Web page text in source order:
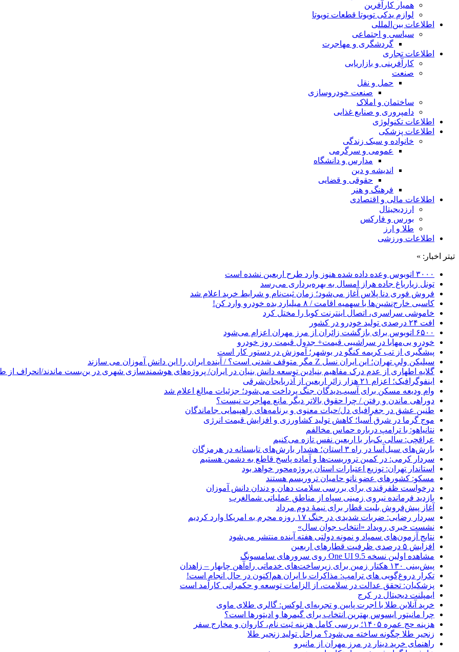
همیار کارآفرین
لوازم یدکی تویوتا قطعات تویوتا
اطلاعات بین‌المللی
سیاسی و اجتماعی
گردشگری و مهاجرت
اطلاعات تجاری
کارآفرینی و بازاریابی
صنعت
حمل و نقل
صنعت خودروسازی
ساختمان و املاک
دامپروری و صنایع غذایی
اطلاعات تکنولوژی
اطلاعات پزشکی
خانواده و سبک زندگی
عمومی و سرگرمی
مدارس و دانشگاه
اندیشه و دین
حقوقی و قضایی
فرهنگ و هنر
اطلاعات مالی و اقتصادی
ارزدیجیتال
بورس و فارکس
طلا و ارز
اطلاعات ورزشی
تیتر اخبار: »
۳۰۰۰ اتوبوس وعده داده شده هنوز وارد طرح اربعین نشده است
تونل زیارباغ جاده هراز امسال به بهره‌برداری می‌رسد
فروش فوری دنا پلاس آغاز می‌شود؛ زمان ثبت‌نام و شرایط خرید اعلام شد
کاسبی خارج‌نشین‌ها با سهمیه اقامت / ۸ میلیارد بده خودرو وارد کن!
خاموشی سراسری، اتصال اینترنت کوبا را مختل کرد
افت ۲۴ درصدی تولید خودرو در کشور
۶۵۰۰ اتوبوس برای بازگشت زائران از مرز مهران اعزام می‌شود
خودرو بی‌مهابا در سراشیبی قیمت+ جدول قیمت روز خودرو
پیشگیری از تب کریمه کنگو در بوشهر؛ آموزش در دستور کار است
سیلیکن ولیِ تهران؛ این ایران نسل Z مگر متوقف شدنی است؟ / آینده ایران را این دانش آموزان می سازند
گلایه اطهاری از عدم درک مفاهیم بنیادین توسعه دانش بنیان در ایران/ پروژه‌های هوشمندسازی شهری در بن‌بست ماندند/انحراف از طرح جامع ۱۳۸۶ به
اینفوگرافیک؛ اعزام ۲۱ هزار زائر اربعین از آذربایجان‌شرقی
وام ودیعه مسکن برای آسیب‌دیدگان جنگ پرداخت می‌شود؛ جزئیات مبالغ اعلام شد
دوراهی ماندن و رفتن / چرا حقوق بالاتر دیگر مانع مهاجرت نیست؟
طنین عشق در جغرافیای دل/حیات معنوی و برنامه‌های راهپیمایی جاماندگان
موج گرما در شرق آسیا؛ کاهش تولید کشاورزی و افزایش قیمت انرژی
نتانیاهو: با ترامپ درباره حماس مخالفم
عراقچی: سالی یک‌بار با اربعین نفس تازه می‌کنیم
بارش‌های سیل‌آسا در راه ۳ استان؛ هشدار بارش‌های تابستانه در هرمزگان
سردار کرمی: در کمین تروریست‌ها و آماده پاسخ قاطع به دشمن هستیم
استاندار تهران: توزیع اعتبارات استان پروژه‌محور خواهد بود
مسکو: کشورهای عضو ناتو حامیان تروریسم هستند
درخواست ظفرقندی برای بررسی سلامت دهان و دندان دانش آموزان
بازدید فرمانده نیروی زمینی سپاه از مناطق عملیاتی شمالغرب
آغاز پیش‌فروش بلیت قطار برای نیمۀ دوم مرداد
سردار رضایی: ضربات شدیدی در جنگ ۱۷ روزه محرم به امریکا وارد کردیم
نشست خبری رویداد «انتخاب جوان سال»
نتایج آزمون‌های سمپاد و نمونه دولتی هفته آینده منتشر می‌شود
افزایش ۵ درصدی ظرفیت قطارهای اربعین
مشاهده اولین نسخه One UI 9.5 روی سرورهای سامسونگ
پیش‌بینی ۱۳۰ هکتار زمین برای زیرساخت‌های خدماتی راه‌آهن چابهار – زاهدان
تکرار دروغ‌گویی های ترامپ: مذاکرات با ایران هم‌اکنون در حال انجام است!
پزشکیان: تحقق عدالت در سلامت، از الزامات توسعه و حکمرانی کارآمد است
ایمپلنت دیجیتال در کرج
خرید آنلاین طلا با اجرت پایین و تجربه‌ای لوکس: گالری طلای ماوی
چرا مانیتور ایسوس بهترین انتخاب برای گیمرها و ادیتورها است؟
هزینه حج عمره ۱۴۰۵؛ بررسی کامل هزینه ثبت نام، کاروان و مخارج سفر
زنجیر طلا چگونه ساخته می‌شود؟ مراحل تولید زنجیر طلا
راهنمای خرید دینار در مرز مهران از مانیرو